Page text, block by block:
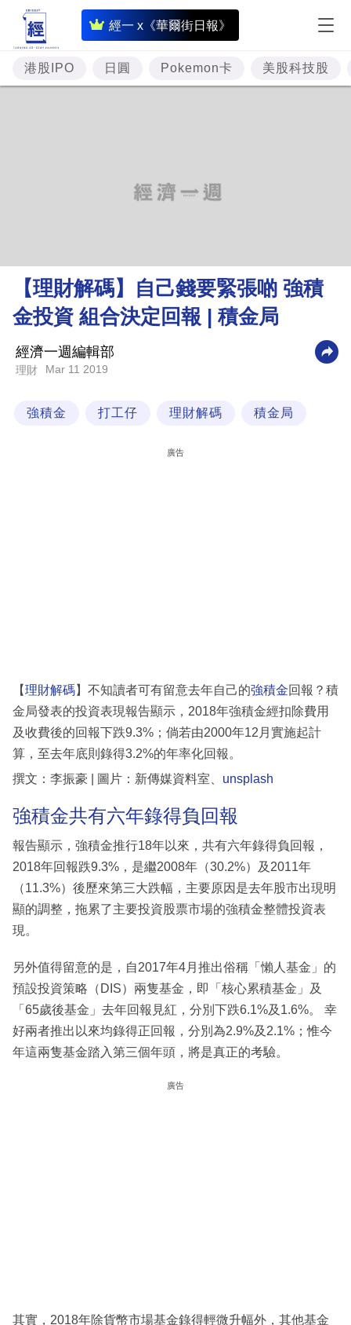
經一 x《華爾街日報》
即
時
財
經
理
財
商
業
科
區
港股IPO 日圓 Pokemon卡 美股科技股
【理財解碼】自己錢要緊張啲 強積
金投資 組合決定回報 | 積金局
經濟一週編輯部
理財 Mar 11 2019
強積金 打工仔 理財解碼 積金局
廣告
【理財解碼】不知讀者可有留意去年自己的強積金回報？積
金局發表的投資表現報告顯示，2018年強積金經扣除費用
及收費後的回報下跌9.3%；倘若由2000年12月實施起計
算，至去年底則錄得3.2%的年率化回報。
撰文：李振豪 | 圖片：新傳媒資料室、 unsplash
強積金共有六年錄得負回報
報告顯示，強積金推行18年以來，共有六年錄得負回報，
2018年回報跌9.3%，是繼2008年（30.2%）及2011年
（11.3%）後歷來第三大跌幅，主要原因是去年股市出現明
顯的調整，拖累了主要投資股票市場的強積金整體投資表
現。
另外值得留意的是，自2017年4月推出俗稱「懶人基金」的
預設投資策略（DIS）兩隻基金，即「核心累積基金」及
「65歲後基金」去年回報見紅，分別下跌6.1%及1.6%。 幸
好兩者推出以來均錄得正回報，分別為2.9%及2.1%；惟今
年這兩隻基金踏入第三個年頭，將是真正的考驗。
廣告
其實，2018年除貨幣市場基金錄得輕微升幅外，其他基金